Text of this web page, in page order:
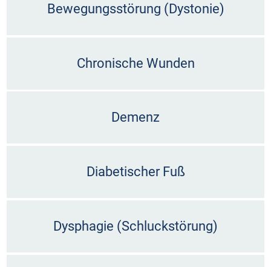
Bewegungsstörung (Dystonie)
Chronische Wunden
Demenz
Diabetischer Fuß
Dysphagie (Schluckstörung)